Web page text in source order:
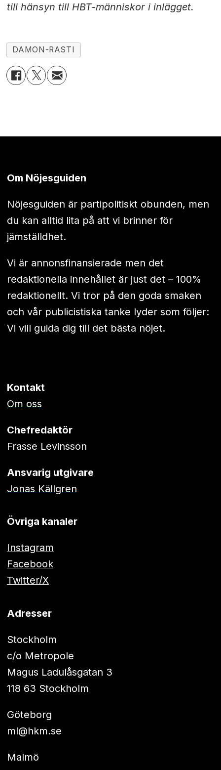
till hänsyn till HBT-människor i inlägget.
DAMON-RASTI
Om Nöjesguiden
Nöjesguiden är partipolitiskt obunden, men
du kan alltid lita på att vi brinner för
jämställdhet.
Vi är annonsfinansierade men det
redaktionella innehållet är just det – 100%
redaktionellt. Vi tror på den goda smaken
och vår publicistiska tanke lyder som följer:
Vi vill guida dig till det bästa nöjet.
Kontakt
Om oss
Chefredaktör
Frasse Levinsson
Ansvarig utgivare
Jonas Källgren
Övriga kanaler
Instagram
Facebook
Twitter/X
Adresser
Stockholm
c/o Metropole
Magus Ladulåsgatan 3
118 63 Stockholm
Göteborg
ml@hkm.se
Malmö